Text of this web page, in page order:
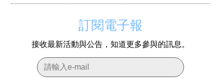
訂閱電子報
接收最新活動與公告，知道更多參與的訊息。